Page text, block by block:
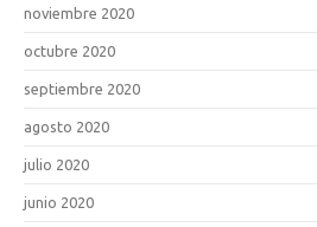
noviembre 2020
octubre 2020
septiembre 2020
agosto 2020
julio 2020
junio 2020